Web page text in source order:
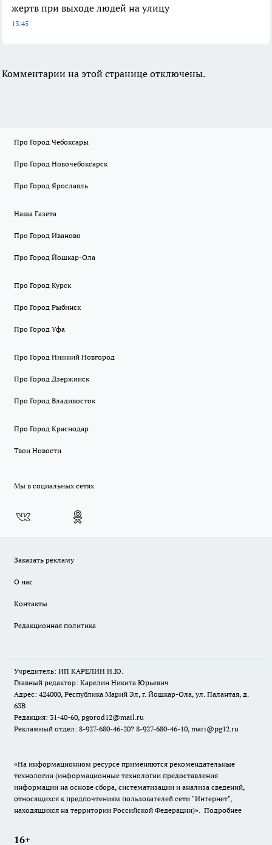
жертв при выходе людей на улицу
13:45
Комментарии на этой странице отключены.
Про Город Чебоксары
Про Город Новочебоксарск
Про Город Ярославль
Наша Газета
Про Город Иваново
Про Город Йошкар-Ола
Про Город Курск
Про Город Рыбинск
Про Город Уфа
Про Город Нижний Новгород
Про Город Дзержинск
Про Город Владивосток
Про Город Краснодар
Твои Новости
Мы в социальных сетях
Заказать рекламу
О нас
Контакты
Редакционная политика
Учредитель: ИП КАРЕЛИН Н.Ю.
Главный редактор: Карелин Никита Юрьевич
Адрес: 424000, Республика Марий Эл, г. Йошкар-Ола, ул. Палантая, д.
63В
Редакция: 31-40-60, pgorod12@mail.ru
Рекламный отдел: 8-927-680-46-20? 8-927-680-46-10, mari@pg12.ru
«На информационном ресурсе применяются рекомендательные
технологии (информационные технологии предоставления
информации на основе сбора, систематизации и анализа сведений,
относящихся к предпочтениям пользователей сети "Интернет",
находящихся на территории Российской Федерации)». Подробнее
16+